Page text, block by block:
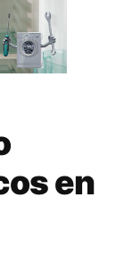
en